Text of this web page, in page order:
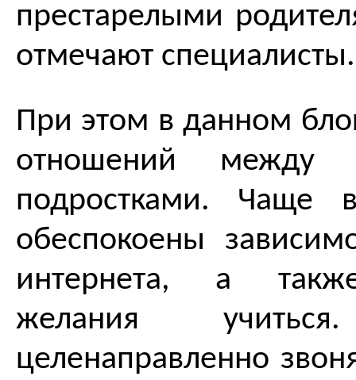
престарелыми
отмечают специалисты.
При этом в данном
отношений между
подростками. Чаще
обеспокоены
интернета, а
желания
целенаправленно